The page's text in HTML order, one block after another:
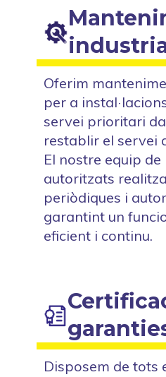
Oferim
per a
servei prioritari
restablir el servei
El nostre equip
autoritzats
periòdiques i
garantint un
eficient i continu.
Disposem de tots